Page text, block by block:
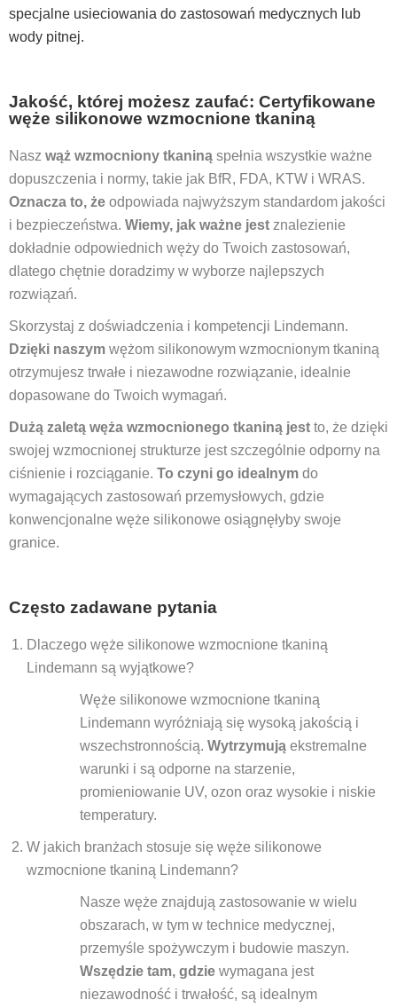
specjalne usieciowania do zastosowań medycznych lub
wody pitnej.
Jakość, której możesz zaufać: Certyfikowane
węże silikonowe wzmocnione tkaniną
Nasz wąż wzmocniony tkaniną spełnia wszystkie ważne
dopuszczenia i normy, takie jak BfR, FDA, KTW i WRAS.
Oznacza to, że odpowiada najwyższym standardom jakości
i bezpieczeństwa. Wiemy, jak ważne jest znalezienie
dokładnie odpowiednich węży do Twoich zastosowań,
dlatego chętnie doradzimy w wyborze najlepszych
rozwiązań.
Skorzystaj z doświadczenia i kompetencji Lindemann.
Dzięki naszym wężom silikonowym wzmocnionym tkaniną
otrzymujesz trwałe i niezawodne rozwiązanie, idealnie
dopasowane do Twoich wymagań.
Dużą zaletą węża wzmocnionego tkaniną jest to, że dzięki
swojej wzmocnionej strukturze jest szczególnie odporny na
ciśnienie i rozciąganie. To czyni go idealnym do
wymagających zastosowań przemysłowych, gdzie
konwencjonalne węże silikonowe osiągnęłyby swoje
granice.
Często zadawane pytania
Dlaczego węże silikonowe wzmocnione tkaniną
Lindemann są wyjątkowe?
Węże silikonowe wzmocnione tkaniną
Lindemann wyróżniają się wysoką jakością i
wszechstronnością. Wytrzymują ekstremalne
warunki i są odporne na starzenie,
promieniowanie UV, ozon oraz wysokie i niskie
temperatury.
W jakich branżach stosuje się węże silikonowe
wzmocnione tkaniną Lindemann?
Nasze węże znajdują zastosowanie w wielu
obszarach, w tym w technice medycznej,
przemyśle spożywczym i budowie maszyn.
Wszędzie tam, gdzie wymagana jest
niezawodność i trwałość, są idealnym